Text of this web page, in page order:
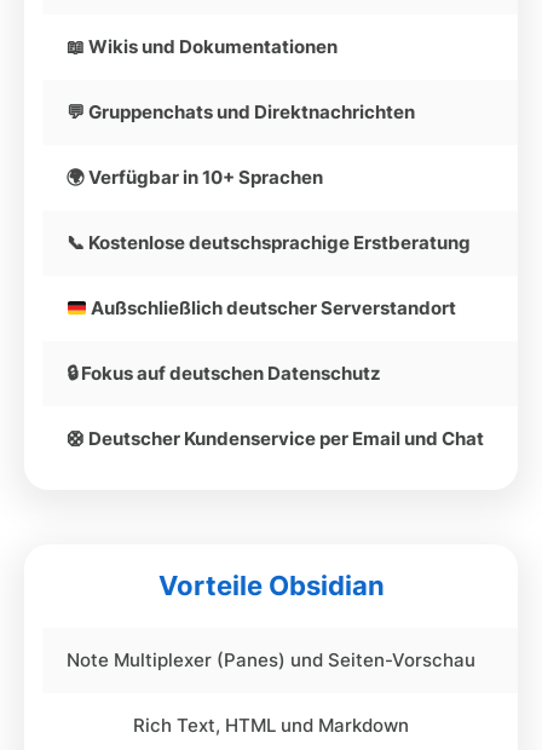
📖 Wikis und Dokumentationen
💬 Gruppenchats und Direktnachrichten
🌍 Verfügbar in 10+ Sprachen
📞 Kostenlose deutschsprachige Erstberatung
Außschließlich deutscher Serverstandort
🔒 Fokus auf deutschen Datenschutz
🛟 Deutscher Kundenservice per Email und Chat
Vorteile Obsidian
Note Multiplexer (Panes) und Seiten-Vorschau
Rich Text, HTML und Markdown